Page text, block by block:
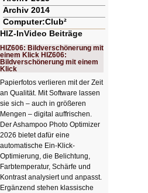
Archiv 2014
Computer:Club²
HIZ-InVideo Beiträge
HIZ606: Bildverschönerung mit
einem Klick HIZ606:
Bildverschönerung mit einem
Klick
Papierfotos verlieren mit der Zeit
an Qualität. Mit Software lassen
sie sich – auch in größeren
Mengen – digital auffrischen.
Der Ashampoo Photo Optimizer
2026 bietet dafür eine
automatische Ein-Klick-
Optimierung, die Belichtung,
Farbtemperatur, Schärfe und
Kontrast analysiert und anpasst.
Ergänzend stehen klassische